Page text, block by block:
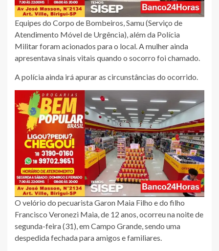
Equipes do Corpo de Bombeiros, Samu (Serviço de
Atendimento Móvel de Urgência), além da Polícia
Militar foram acionados para o local. A mulher ainda
apresentava sinais vitais quando o socorro foi chamado.
A polícia ainda irá apurar as circunstâncias do ocorrido.
O velório do pecuarista Garon Maia Filho e do filho
Francisco Veronezi Maia, de 12 anos, ocorreu na noite de
segunda-feira (31), em Campo Grande, sendo uma
despedida fechada para amigos e familiares.